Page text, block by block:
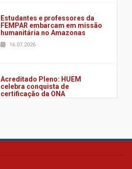
Estudantes e professores da
FEMPAR embarcam em missão
humanitária no Amazonas
16.07.2026
Acreditado Pleno: HUEM
celebra conquista de
certificação da ONA
HUEM é o primeiro hospital do
UTI's inteligentes